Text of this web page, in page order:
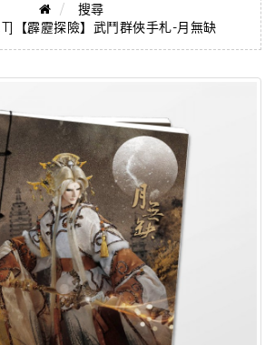
搜尋
【霹靂探險】武鬥群俠手札-月無缺